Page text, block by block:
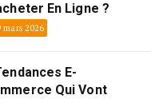
En Ligne ?
mars 2026
E-
Qui Vont